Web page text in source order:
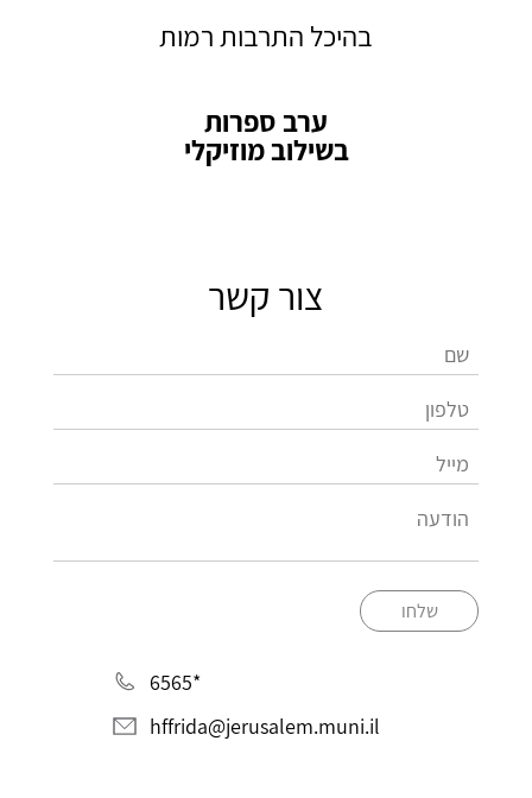
בהיכל התרבות רמות
ערב ספרות
בשילוב מוזיקלי
צור קשר
שלחו
*6565
hffrida@jerusalem.muni.il